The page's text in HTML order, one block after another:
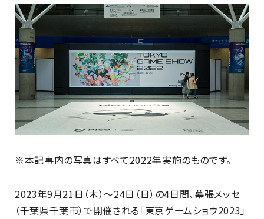
資料請求は
こちら
※本記事内の写真はすべて2022年実施のものです。
2023年9月21日（木）～24日（日）の4日間、幕張メッセ
（千葉県千葉市）で開催される「東京ゲームショウ2023」